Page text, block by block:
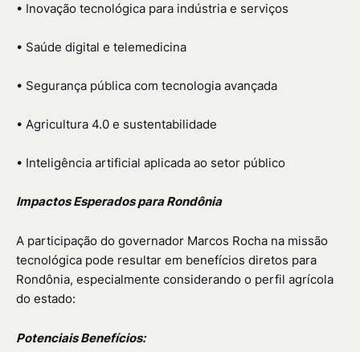
• Inovação tecnológica para indústria e serviços
• Saúde digital e telemedicina
• Segurança pública com tecnologia avançada
• Agricultura 4.0 e sustentabilidade
• Inteligência artificial aplicada ao setor público
Impactos Esperados para Rondônia
A participação do governador Marcos Rocha na missão
tecnológica pode resultar em benefícios diretos para
Rondônia, especialmente considerando o perfil agrícola
do estado:
Potenciais Benefícios: